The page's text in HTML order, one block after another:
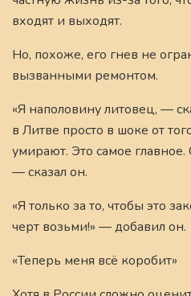
входят и выходят.
Но, похоже, его гнев не
вызванными ремонтом.
«Я наполовину литовец, —
в Литве просто в шоке от
умирают. Это самое главное.
— сказал он.
«Я только за то, чтобы это
черт возьми!» — добавил он.
«Теперь меня всё коробит»